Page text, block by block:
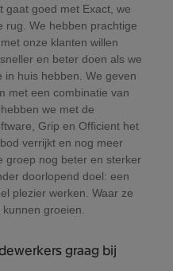
gaat goed met Exact, we
rug. We hebben prachtige
onze klanten willen
en beter doen als we
huis hebben. We geven
met een combinatie van
we met de
Grip en Officient het
verrijkt en nog meer
groep nog beter en sterker
doorlopend doel: een
plezier werken. Waar ze
groeien.
graag bij